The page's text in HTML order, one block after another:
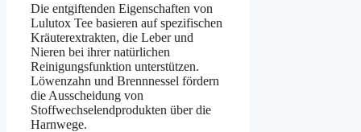
Die entgiftenden Eigenschaften von
Lulutox Tee basieren auf spezifischen
Kräuterextrakten, die Leber und
Nieren bei ihrer natürlichen
Reinigungsfunktion unterstützen.
Löwenzahn und Brennnessel fördern
die Ausscheidung von
Stoffwechselendprodukten über die
Harnwege.